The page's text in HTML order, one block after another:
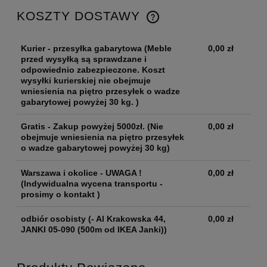
KOSZTY DOSTAWY
Kurier - przesyłka gabarytowa (Meble
przed wysyłką są sprawdzane i
odpowiednio zabezpieczone. Koszt
wysyłki kurierskiej nie obejmuje
wniesienia na piętro przesyłek o wadze
gabarytowej powyżej 30 kg. )
0,00 zł
Gratis - Zakup powyżej 5000zł. (Nie
obejmuje wniesienia na piętro przesyłek
o wadze gabarytowej powyżej 30 kg)
0,00 zł
Warszawa i okolice - UWAGA !
(Indywidualna wycena transportu -
prosimy o kontakt )
0,00 zł
odbiór osobisty (- Al Krakowska 44,
JANKI 05-090 (500m od IKEA Janki))
0,00 zł